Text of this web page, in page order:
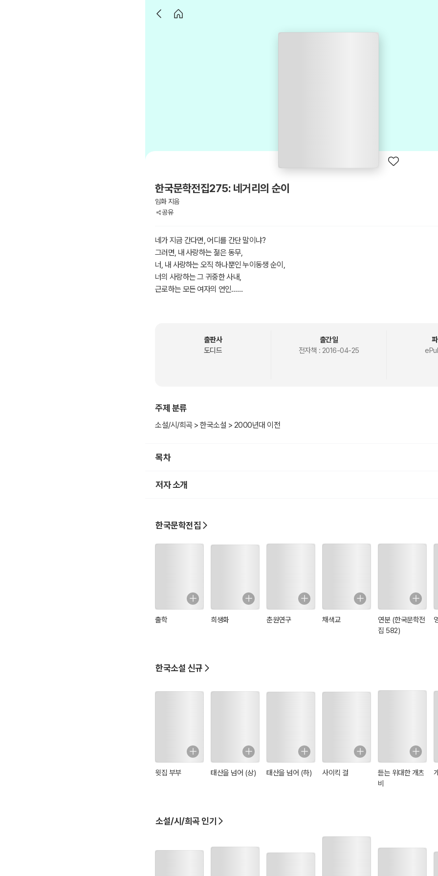
한국문학전집275: 네거리의 순이
임화 지음
공유
네가 지금 간다면, 어디를 간단 말이냐?
그러면, 내 사랑하는 젊은 동무,
너, 내 사랑하는 오직 하나뿐인 누이동생 순이,
너의 사랑하는 그 귀중한 사내,
근로하는 모든 여자의 연인……
출판사
도디드
출간일
전자책 : 2016-04-25
주제 분류
소설/시/희곡 > 한국소설 > 2000년대 이전
목차
저자 소개
한국문학전집
출학 희생화 춘원연구 채색교
연분 (한국문학전
집 582)
한국소설 신규
윗집 부부 태산을 넘어 (상) 태산을 넘어 (하) 사이킥 걸
듣는 위대한 개츠
비
소설/시/희곡 인기